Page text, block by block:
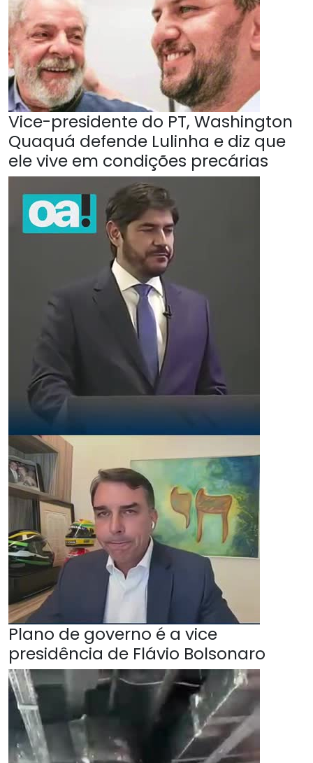
Vice-presidente do PT, Washington
Quaquá defende Lulinha e diz que
ele vive em condições precárias
Plano de governo é a vice
presidência de Flávio Bolsonaro